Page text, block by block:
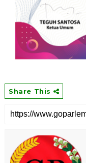
Share This